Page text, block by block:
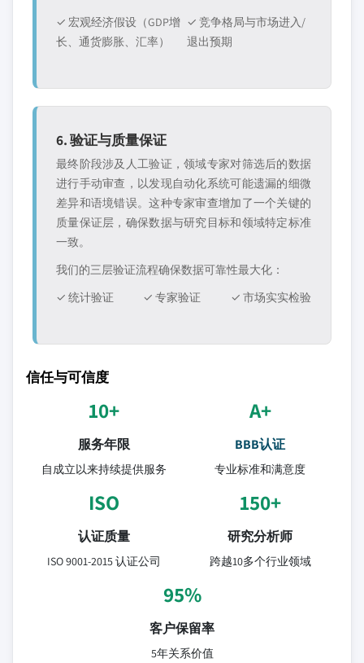
✓ 宏观经济假设（GDP增
长、通货膨胀、汇率）
✓ 竞争格局与市场进入/
退出预期
6. 验证与质量保证
最终阶段涉及人工验证，领域专家对筛选后的数据
进行手动审查，以发现自动化系统可能遗漏的细微
差异和语境错误。这种专家审查增加了一个关键的
质量保证层，确保数据与研究目标和领域特定标准
一致。
我们的三层验证流程确保数据可靠性最大化：
✓ 统计验证
✓ 专家验证 ✓ 市场实实检验
信任与可信度
10+
服务年限
自成立以来持续提供服务
A+
BBB认证
专业标准和满意度
ISO
认证质量
ISO 9001-2015 认证公司
150+
研究分析师
跨越10多个行业领域
95%
客户保留率
5年关系价值